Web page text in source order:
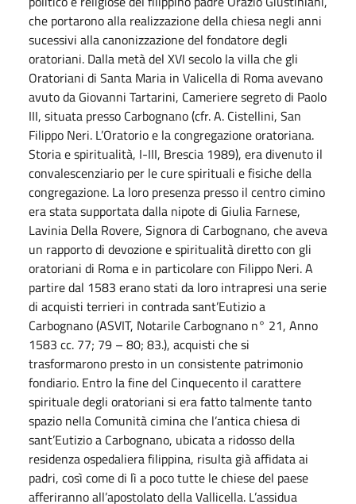
che portarono alla realizzazione della chiesa negli anni
sucessivi alla canonizzazione del fondatore degli
oratoriani. Dalla metà del XVI secolo la villa che gli
Oratoriani di Santa Maria in Valicella di Roma avevano
avuto da Giovanni Tartarini, Cameriere segreto di Paolo
III, situata presso Carbognano (cfr. A. Cistellini, San
Filippo Neri. L’Oratorio e la congregazione oratoriana.
Storia e spiritualità, I-III, Brescia 1989), era divenuto il
convalescenziario per le cure spirituali e fisiche della
congregazione. La loro presenza presso il centro cimino
era stata supportata dalla nipote di Giulia Farnese,
Lavinia Della Rovere, Signora di Carbognano, che aveva
un rapporto di devozione e spiritualità diretto con gli
oratoriani di Roma e in particolare con Filippo Neri. A
partire dal 1583 erano stati da loro intrapresi una serie
di acquisti terrieri in contrada sant’Eutizio a
Carbognano (ASVIT, Notarile Carbognano n° 21, Anno
1583 cc. 77; 79 – 80; 83.), acquisti che si
trasformarono presto in un consistente patrimonio
fondiario. Entro la fine del Cinquecento il carattere
spirituale degli oratoriani si era fatto talmente tanto
spazio nella Comunità cimina che l’antica chiesa di
sant’Eutizio a Carbognano, ubicata a ridosso della
residenza ospedaliera filippina, risulta già affidata ai
padri, così come di lì a poco tutte le chiese del paese
afferiranno all’apostolato della Vallicella. L’assidua